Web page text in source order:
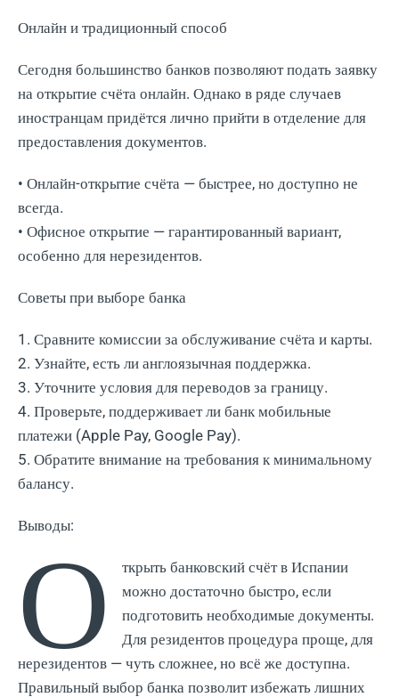
Онлайн и традиционный способ
Сегодня большинство банков позволяют подать заявку
на открытие счёта онлайн. Однако в ряде случаев
иностранцам придётся лично прийти в отделение для
предоставления документов.
• Онлайн-открытие счёта — быстрее, но доступно не
всегда.
• Офисное открытие — гарантированный вариант,
особенно для нерезидентов.
Советы при выборе банка
1. Сравните комиссии за обслуживание счёта и карты.
2. Узнайте, есть ли англоязычная поддержка.
3. Уточните условия для переводов за границу.
4. Проверьте, поддерживает ли банк мобильные
платежи (Apple Pay, Google Pay).
5. Обратите внимание на требования к минимальному
балансу.
Выводы:
О
ткрыть банковский счёт в Испании
можно достаточно быстро, если
подготовить необходимые документы.
Для резидентов процедура проще, для
нерезидентов — чуть сложнее, но всё же доступна.
Правильный выбор банка позволит избежать лишних